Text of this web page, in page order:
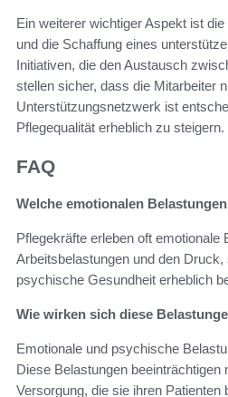
Ein weiterer wichtiger Aspekt ist
und die Schaffung eines
Initiativen, die den Austausch
stellen sicher, dass die Mitarbeiter
Unterstützungsnetzwerk ist
Pflegequalität erheblich zu steigern.
FAQ
Welche emotionalen
Pflegekräfte erleben oft
Arbeitsbelastungen und den
psychische Gesundheit erheblich
Wie wirken sich diese
Emotionale und psychische
Diese Belastungen
Versorgung, die sie ihren Patienten